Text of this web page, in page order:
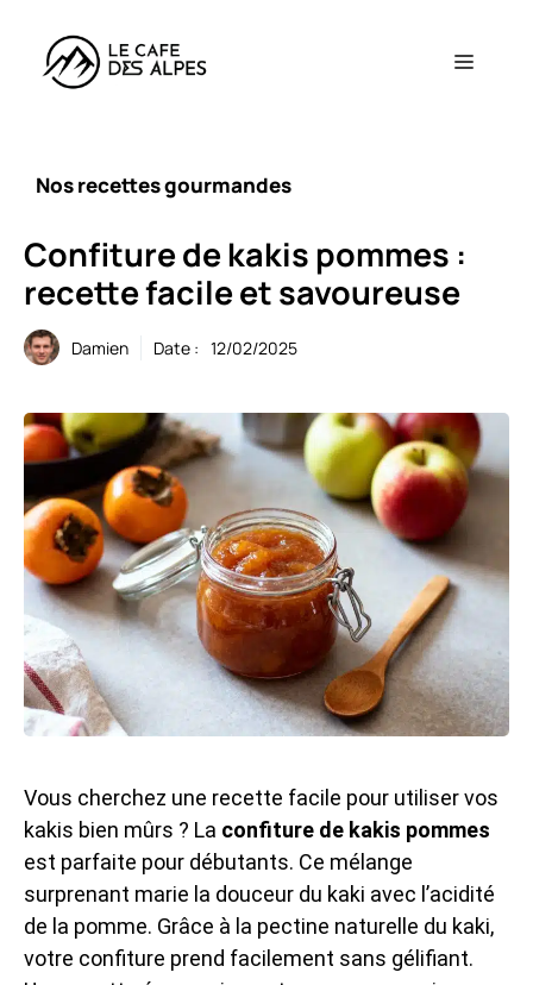
contenu
Menu
Nos recettes gourmandes
Confiture de kakis pommes :
recette facile et savoureuse
Damien Date : 12/02/2025
Vous cherchez une recette facile pour utiliser vos
kakis bien mûrs ? La confiture de kakis pommes
est parfaite pour débutants. Ce mélange
surprenant marie la douceur du kaki avec l’acidité
de la pomme. Grâce à la pectine naturelle du kaki,
votre confiture prend facilement sans gélifiant.